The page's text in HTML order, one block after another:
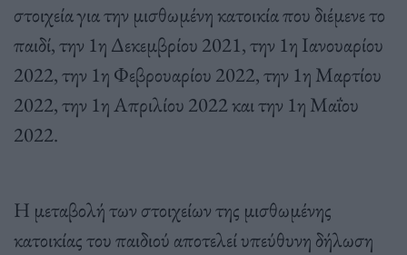
στοιχεία για την μισθωμένη κατοικία που διέμενε το
παιδί, την 1η Δεκεμβρίου 2021, την 1η Ιανουαρίου
2022, την 1η Φεβρουαρίου 2022, την 1η Μαρτίου
2022, την 1η Απριλίου 2022 και την 1η Μαΐου
2022.
Η μεταβολή των στοιχείων της μισθωμένης
κατοικίας του παιδιού αποτελεί υπεύθυνη δήλωση